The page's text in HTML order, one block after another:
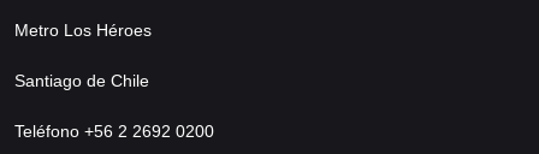
Metro Los Héroes
Santiago de Chile
Teléfono +56 2 2692 0200